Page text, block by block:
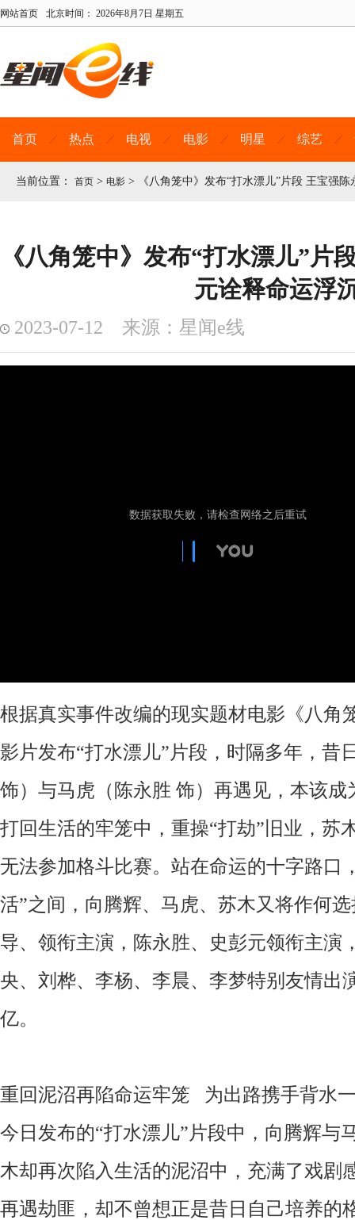
网站首页 北京时间： 2026年8月7日 星期五
首页 热点 电视 电影 明星 综艺
当前位置： 首页 > 电影 > 《八角笼中》发布“打水漂儿”片段 王宝强
《八角笼中》发布“打水漂儿”片
元诠释命运浮
2023-07-12 来源：星闻e线
根据真实事件改编的现实题材电影《八角
影片发布“打水漂儿”片段，时隔多年，昔
饰）与马虎（陈永胜 饰）再遇见，本该
打回生活的牢笼中，重操“打劫”旧业，苏
无法参加格斗比赛。站在命运的十字路口
活”之间，向腾辉、马虎、苏木又将作何
导、领衔主演，陈永胜、史彭元领衔主演
央、刘桦、李杨、李晨、李梦特别友情出
亿。
重回泥沼再陷命运牢笼 为出路携手背水
今日发布的“打水漂儿”片段中，向腾辉与
木却再次陷入生活的泥沼中，充满了戏剧
再遇劫匪，却不曾想正是昔日自己培养